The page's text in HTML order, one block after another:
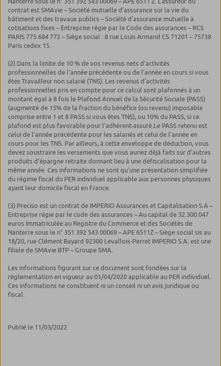
contrat est SMAvie – Société mutuelle d’assurance sur la vie du
bâtiment et des travaux publics – Société d’assurance mutuelle à
cotisations fixes – Entreprise régie par le Code des assurances – RCS
PARIS 775 684 772 – Siège social : 8 rue Louis Armand CS 71201 – 75738
Paris cedex 15.
(2) Dans la limite de 10 % de vos revenus nets d’activités
professionnelles de l’année précédente ou de l’année en cours si vous
êtes Travailleur non salarié (TNS). Les revenus d’activités
professionnelles pris en compte pour ce calcul sont plafonnés à un
montant égal à 8 fois le Plafond Annuel de la Sécurité Sociale (PASS)
(augmenté de 15% de la fraction du bénéfice (ou revenu) imposable
comprise entre 1 et 8 PASS si vous êtes TNS), ou 10% du PASS, si ce
plafond est plus favorable pour l’adhérent-assuré.Le PASS retenu est
celui de l’année précédente pour les salariés et celui de l’année en
cours pour les TNS. Par ailleurs, à cette enveloppe de déduction, vous
devez soustraire les versements que vous auriez déjà faits sur d’autres
produits d’épargne retraite donnant lieu à une défiscalisation pour la
même année. Ces informations ne sont qu’une présentation simplifiée
du régime fiscal du PER individuel applicable aux personnes physiques
ayant leur domicile fiscal en France.
(3) Preciso est un contrat de IMPERIO Assurances et Capitalisation S.A –
Entreprise régie par le code des assurances – Au capital de 32.300.047
euros Immatriculée au Registre du Commerce et des Sociétés de
Nanterre sous le n° 351 392 543 00069 – APE 6511Z – Siège social sis au
18/20, rue Clément Bayard 92300 Levallois-Perret IMPERIO S.A. est une
filiale de SMAvie BTP – Groupe SMA.
Les informations figurant sur ce document sont fondées sur la
réglementation en vigueur au 01/04/2020 applicable au PER individuel.
Ces informations ne constituent ni un conseil ni un avis juridique ou
fiscal.
Publié le 11/03/2022